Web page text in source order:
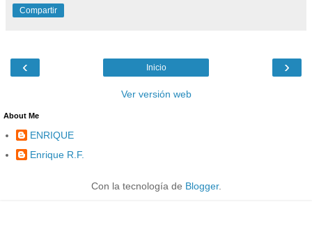
Compartir
‹ ›
Inicio
Ver versión web
About Me
ENRIQUE
Enrique R.F.
Con la tecnología de Blogger.